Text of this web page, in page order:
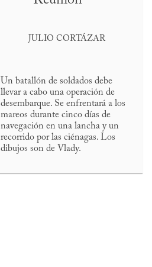
JULIO CORTÁZAR
Un batallón de soldados debe
llevar a cabo una operación de
desembarque. Se enfrentará a los
mareos durante cinco días de
navegación en una lancha y un
recorrido por las ciénagas. Los
dibujos son de Vlady.